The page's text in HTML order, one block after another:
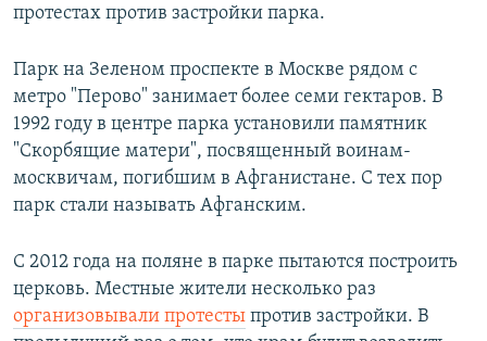
протестах против застройки парка.
Парк на Зеленом проспекте в Москве рядом с
метро "Перово" занимает более семи гектаров. В
1992 году в центре парка установили памятник
"Скорбящие матери", посвященный воинам-
москвичам, погибшим в Афганистане. С тех пор
парк стали называть Афганским.
С 2012 года на поляне в парке пытаются построить
церковь. Местные жители несколько раз
организовывали протесты против застройки. В